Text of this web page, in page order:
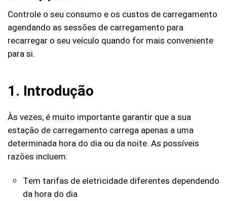
Controle o seu consumo e os custos de carregamento
agendando as sessões de carregamento para
recarregar o seu veículo quando for mais conveniente
para si.
1. Introdução
Às vezes, é muito importante garantir que a sua
estação de carregamento carrega apenas a uma
determinada hora do dia ou da noite. As possíveis
razões incluem:
Tem tarifas de eletricidade diferentes dependendo
da hora do dia